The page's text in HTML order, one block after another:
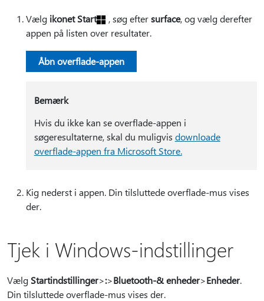
Vælg ikonet Start , søg eftersurface, og vælg derefter
appen på listen over resultater.
Åbn overflade-appen
Bemærk
Hvis du ikke kan se overflade-appen i
søgeresultaterne, skal du muligvis downloade
overflade-appen fra Microsoft Store.
Kig nederst i appen. Din tilsluttede overflade-mus vises
der.
Tjek i Windows-indstillinger
Vælg Startindstillinger>:>Bluetooth-& enheder>Enheder.
Din tilsluttede overflade-mus vises der.